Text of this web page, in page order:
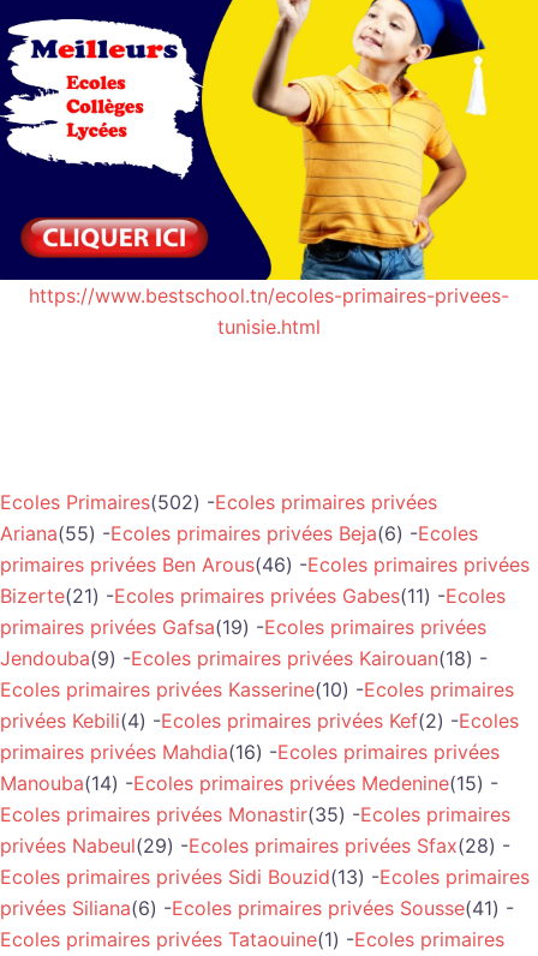
https://www.bestschool.tn/ecoles-primaires-privees-
tunisie.html
Ecoles Primaires(502) -Ecoles primaires privées
Ariana(55) -Ecoles primaires privées Beja(6) -Ecoles
primaires privées Ben Arous(46) -Ecoles primaires privées
Bizerte(21) -Ecoles primaires privées Gabes(11) -Ecoles
primaires privées Gafsa(19) -Ecoles primaires privées
Jendouba(9) -Ecoles primaires privées Kairouan(18) -
Ecoles primaires privées Kasserine(10) -Ecoles primaires
privées Kebili(4) -Ecoles primaires privées Kef(2) -Ecoles
primaires privées Mahdia(16) -Ecoles primaires privées
Manouba(14) -Ecoles primaires privées Medenine(15) -
Ecoles primaires privées Monastir(35) -Ecoles primaires
privées Nabeul(29) -Ecoles primaires privées Sfax(28) -
Ecoles primaires privées Sidi Bouzid(13) -Ecoles primaires
privées Siliana(6) -Ecoles primaires privées Sousse(41) -
Ecoles primaires privées Tataouine(1) -Ecoles primaires